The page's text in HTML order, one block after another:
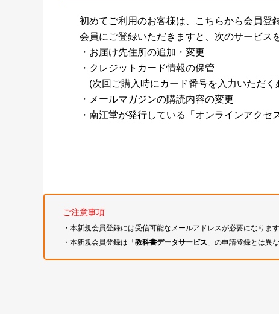
初めてご利用のお客様は、こちらから会員登
会員にご登録いただきますと、次のサービス
・お届け先住所の追加・変更
・クレジットカード情報の保管
(次回ご購入時にカード番号を入力いただく
・メールマガジンの購読内容の変更
・南江堂が発行している「オンラインアクセ
ご注意事項
・本新規会員登録には受信可能なメールアドレスが必要になります
・本新規会員登録は「教科書データサービス 」の申請登録とは異